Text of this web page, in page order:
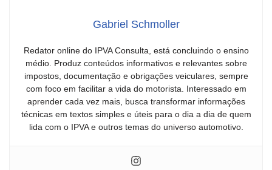
Gabriel Schmoller
Redator online do IPVA Consulta, está concluindo o ensino
médio. Produz conteúdos informativos e relevantes sobre
impostos, documentação e obrigações veiculares, sempre
com foco em facilitar a vida do motorista. Interessado em
aprender cada vez mais, busca transformar informações
técnicas em textos simples e úteis para o dia a dia de quem
lida com o IPVA e outros temas do universo automotivo.